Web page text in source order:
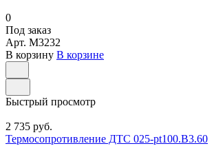
0
Под заказ
Арт. M3232
В корзину В корзине
Быстрый просмотр
2 735 руб.
Термосопротивление ДТС 025-pt100.В3.60